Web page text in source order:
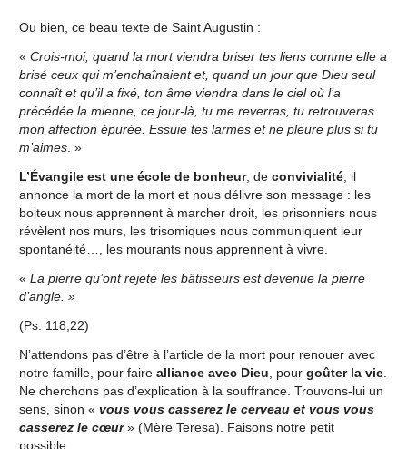
Ou bien, ce beau texte de Saint Augustin :
« Crois-moi, quand la mort viendra briser tes liens comme elle a
brisé ceux qui m’enchaînaient et, quand un jour que Dieu seul
connaît et qu’il a fixé, ton âme viendra dans le ciel où l’a
précédée la mienne, ce jour-là, tu me reverras, tu retrouveras
mon affection épurée. Essuie tes larmes et ne pleure plus si tu
m’aimes. »
L’Évangile est une école de bonheur, de convivialité, il
annonce la mort de la mort et nous délivre son message : les
boiteux nous apprennent à marcher droit, les prisonniers nous
révèlent nos murs, les trisomiques nous communiquent leur
spontanéité…, les mourants nous apprennent à vivre.
« La pierre qu’ont rejeté les bâtisseurs est devenue la pierre
d’angle. »
(Ps. 118,22)
N’attendons pas d’être à l’article de la mort pour renouer avec
notre famille, pour faire alliance avec Dieu , pour goûter la vie.
Ne cherchons pas d’explication à la souffrance. Trouvons-lui un
sens, sinon « vous vous casserez le cerveau et vous vous
casserez le cœur» (Mère Teresa). Faisons notre petit
possible.